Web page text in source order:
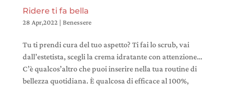
Ridere ti fa bella
28 Apr,2022| Benessere
Tu ti prendi cura del tuo aspetto? Ti fai lo scrub, vai
dall’estetista, scegli la crema idratante con attenzione…
C’è qualcos’altro che puoi inserire nella tua routine di
bellezza quotidiana. È qualcosa di efficace al 100%,